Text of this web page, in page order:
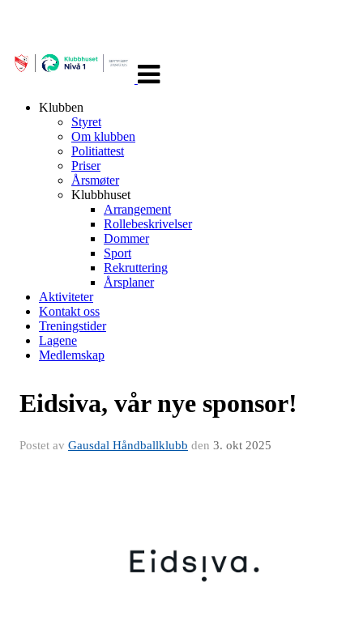
navigasjon
Klubben
Styret
Om klubben
Politiattest
Priser
Årsmøter
Klubbhuset
Arrangement
Rollebeskrivelser
Dommer
Sport
Rekruttering
Årsplaner
Aktiviteter
Kontakt oss
Treningstider
Lagene
Medlemskap
Eidsiva, vår nye sponsor!
Postet av Gausdal Håndballklubb den 3. okt 2025